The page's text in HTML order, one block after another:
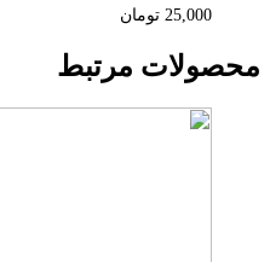
25,000 تومان
محصولات مرتبط